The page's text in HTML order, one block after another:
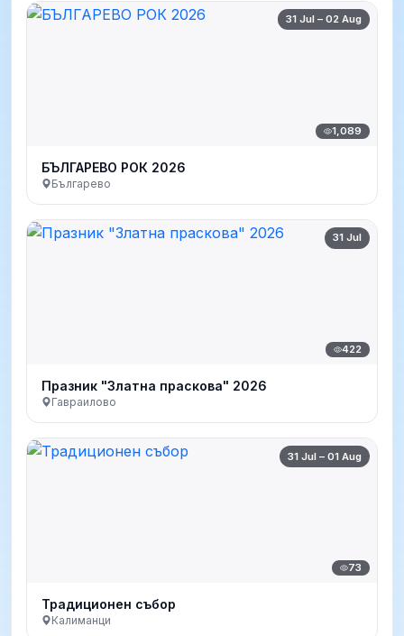
31 Jul – 02 Aug
1,089
БЪЛГАРЕВО РОК 2026
Българево
31 Jul
422
Празник "Златна праскова" 2026
Гавраилово
31 Jul – 01 Aug
73
Традиционен събор
Калиманци